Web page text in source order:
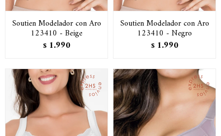
Soutien Modelador con Aro
123410 - Beige
$ 1.990
Soutien Modelador con Aro
123410 - Negro
$ 1.990